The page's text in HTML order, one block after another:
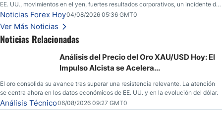
EE. UU., movimientos en el yen, fuertes resultados corporativos, un incidente de
seguridad en Bitcoin y nuevas señales desde el mercado del petróleo.
Noticias Forex Hoy04/08/2026 05:36 GMT0
Ver Más Noticias
Noticias Relacionadas
Análisis del Precio del Oro XAU/USD Hoy: El
Impulso Alcista se Acelera...
El oro consolida su avance tras superar una resistencia relevante. La atención
se centra ahora en los datos económicos de EE. UU. y en la evolución del dólar.
Análisis Técnico06/08/2026 09:27 GMT0